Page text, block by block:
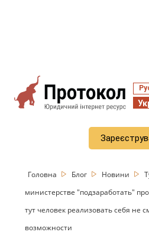
Головна Блог Новини
министерстве "подзаработать"
тут человек реализовать себя не
возможности